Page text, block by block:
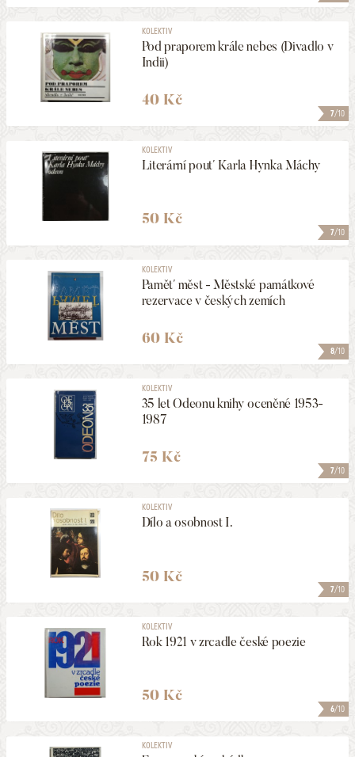
7/10
KOLEKTIV
Pod praporem krále nebes (Divadlo v
Indii)
40 Kč
7/10
KOLEKTIV
Literární pouť Karla Hynka Máchy
50 Kč
8/10
KOLEKTIV
Paměť měst - Městské památkové
rezervace v českých zemích
60 Kč
7/10
KOLEKTIV
35 let Odeonu knihy oceněné 1953-
1987
75 Kč
7/10
KOLEKTIV
Dílo a osobnost I.
50 Kč
6/10
KOLEKTIV
Rok 1921 v zrcadle české poezie
50 Kč
KOLEKTIV